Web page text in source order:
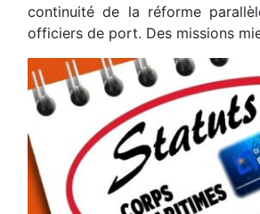
continuité de la réforme
officiers de port. Des missions